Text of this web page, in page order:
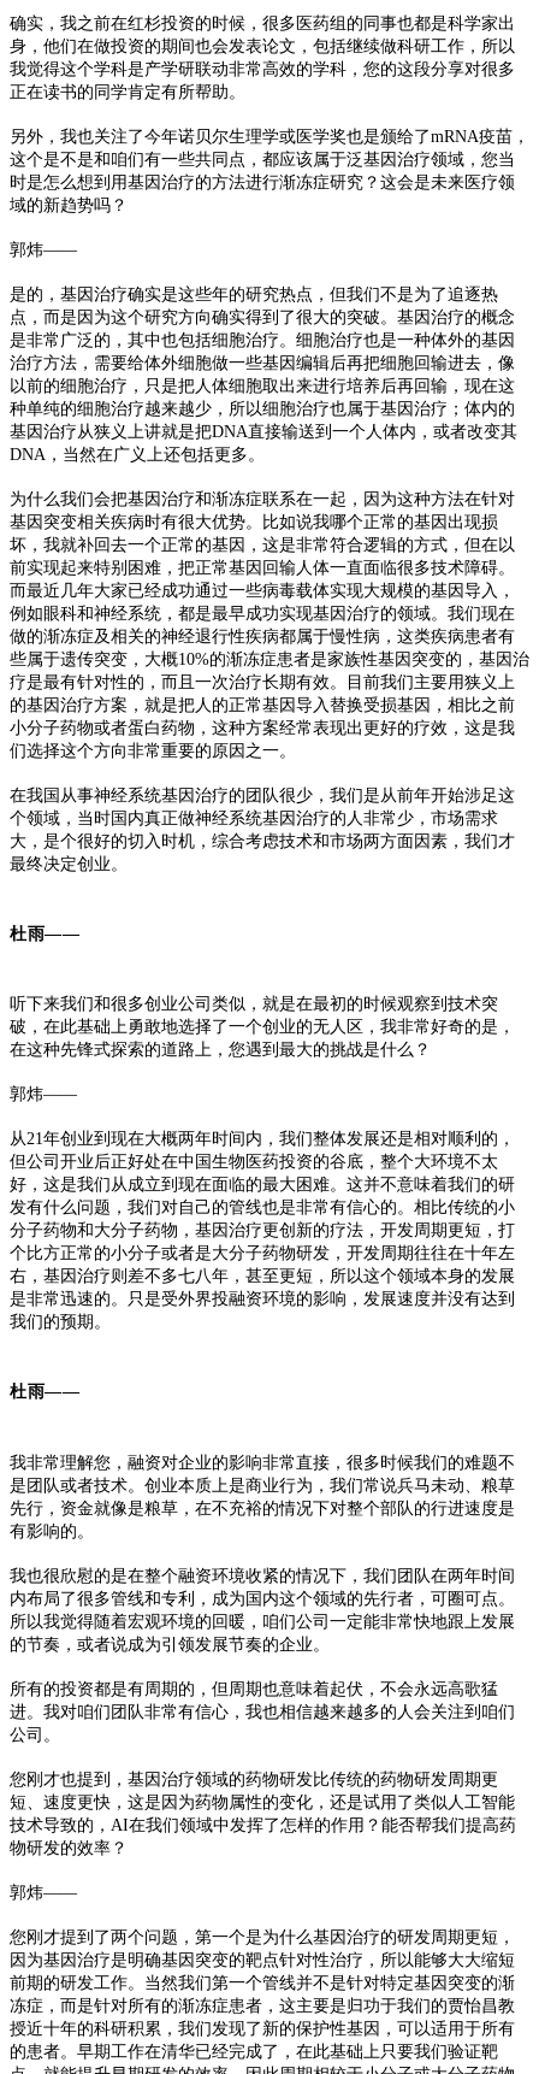
确实，我之前在红杉投资的时候，很多医药组的同事也都是科学家出
身，他们在做投资的期间也会发表论文，包括继续做科研工作，所以
我觉得这个学科是产学研联动非常高效的学科，您的这段分享对很多
正在读书的同学肯定有所帮助。
另外，我也关注了今年诺贝尔生理学或医学奖也是颁给了mRNA疫苗，
这个是不是和咱们有一些共同点，都应该属于泛基因治疗领域，您当
时是怎么想到用基因治疗的方法进行渐冻症研究？这会是未来医疗领
域的新趋势吗？
郭炜——
是的，基因治疗确实是这些年的研究热点，但我们不是为了追逐热
点，而是因为这个研究方向确实得到了很大的突破。基因治疗的概念
是非常广泛的，其中也包括细胞治疗。细胞治疗也是一种体外的基因
治疗方法，需要给体外细胞做一些基因编辑后再把细胞回输进去，像
以前的细胞治疗，只是把人体细胞取出来进行培养后再回输，现在这
种单纯的细胞治疗越来越少，所以细胞治疗也属于基因治疗；体内的
基因治疗从狭义上讲就是把DNA直接输送到一个人体内，或者改变其
DNA，当然在广义上还包括更多。
为什么我们会把基因治疗和渐冻症联系在一起， 因为这种方法在针对
基因突变相关疾病时有很大优势。
比如说我哪个正常的基因出现损
坏，我就补回去一个正常的基因，这是非常符合逻辑的方式，但在以
前实现起来特别困难，把正常基因回输人体一直面临很多技术障碍。
而最近几年大家已经成功通过一些病毒载体实现大规模的基因导入，
例如眼科和神经系统，都是最早成功实现基因治疗的领域。我们现在
做的渐冻症及相关的神经退行性疾病都属于慢性病，这类疾病患者有
些属于遗传突变，大概10%的渐冻症患者是家族性基因突变的，基因治
疗是最有针对性的，而且一次治疗长期有效。
目前我们主要用狭义上
的基因治疗方案，就是把人的正常基因导入替换受损基因，相比之前
小分子药物或者蛋白药物，这种方案经常表现出更好的疗效，这是我
们选择这个方向非常重要的原因之一。
在我国从事神经系统基因治疗的团队很少，我们是从前年开始涉足这
个领域，当时国内真正做神经系统基因治疗的人非常少，市场需求
大，是个很好的切入时机，综合考虑技术和市场两方面因素，我们才
最终决定创业。
杜雨——
听下来我们和很多创业公司类似，就是在最初的时候观察到技术突
破，在此基础上勇敢地选择了一个创业的无人区， 我非常好奇的是，
在这种先锋式探索的道路上，您遇到最大的挑战是什么？
郭炜——
从21年创业到现在大概两年时间内，我们整体发展还是相对顺利的，
但公司开业后正好处在中国生物医药投资的谷底，整个大环境不太
好，这是我们从成立到现在面临的最大困难。这并不意味着我们的研
发有什么问题，我们对自己的管线也是非常有信心的。 相比传统的小
分子药物和大分子药物，基因治疗更创新的疗法，开发周期更短，打
个比方正常的小分子或者是大分子药物研发，开发周期往往在十年左
右，基因治疗则差不多七八年，甚至更短，所以这个领域本身的发展
是非常迅速的。 只是受外界投融资环境的影响，发展速度并没有达到
我们的预期。
杜雨——
我非常理解您，融资对企业的影响非常直接，很多时候我们的难题不
是团队或者技术。创业本质上是商业行为，我们常说兵马未动、粮草
先行，资金就像是粮草，在不充裕的情况下对整个部队的行进速度是
有影响的。
我也很欣慰的是在整个融资环境收紧的情况下，我们团队在两年时间
内布局了很多管线和专利，成为国内这个领域的先行者，可圈可点。
所以我觉得随着宏观环境的回暖，咱们公司一定能非常快地跟上发展
的节奏，或者说成为引领发展节奏的企业。
所有的投资都是有周期的，但周期也意味着起伏，不会永远高歌猛
进。我对咱们团队非常有信心，我也相信越来越多的人会关注到咱们
公司。
您刚才也提到，基因治疗领域的药物研发比传统的药物研发周期更
短、速度更快，这是因为药物属性的变化，还是试用了类似人工智能
技术导致的，AI在我们领域中发挥了怎样的作用？能否帮我们提高药
物研发的效率？
郭炜——
您刚才提到了两个问题，第一个是为什么基因治疗的研发周期更短，
因为基因治疗是明确基因突变的靶点针对性治疗，所以能够大大缩短
前期的研发工作。当然我们第一个管线并不是针对特定基因突变的渐
冻症，而是针对所有的渐冻症患者，这主要是归功于我们的贾怡昌教
授近十年的科研积累，我们发现了新的保护性基因，可以适用于所有
的患者。早期工作在清华已经完成了，在此基础上只要我们验证靶